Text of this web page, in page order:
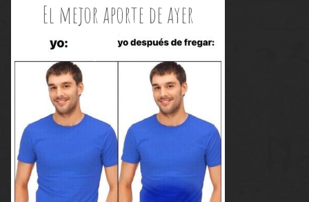
El mejor aporte de ayer